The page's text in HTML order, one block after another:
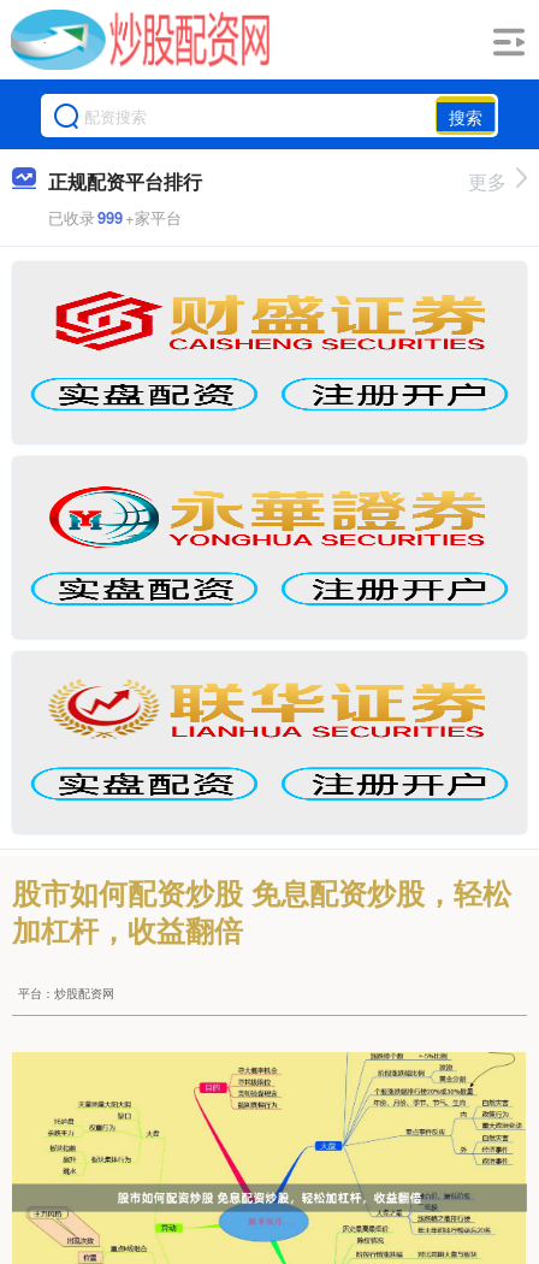
搜索
正规配资平台排行
已收录999+家平台
更多
股市如何配资炒股 免息配资炒股，轻松
加杠杆，收益翻倍
平台：炒股配资网